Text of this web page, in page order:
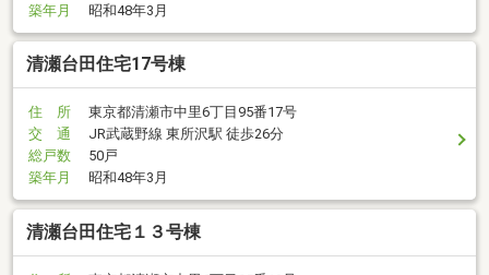
築年月
昭和48年3月
清瀬台田住宅17号棟
住 所
東京都清瀬市中里6丁目95番17号
交 通
JR武蔵野線 東所沢駅 徒歩26分
総戸数
50戸
築年月
昭和48年3月
清瀬台田住宅１３号棟